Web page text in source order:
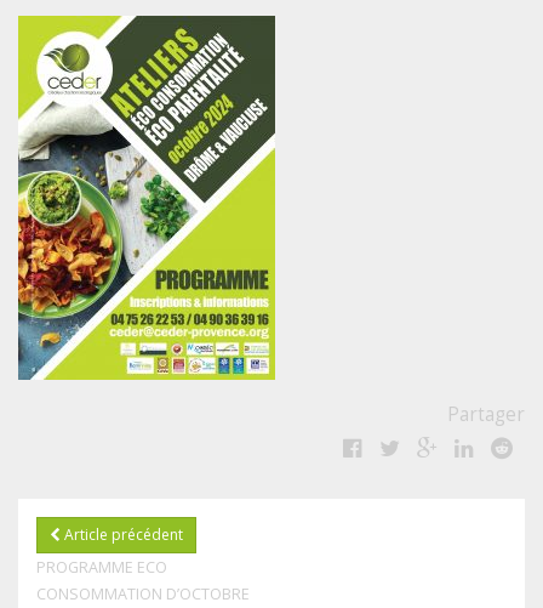
Partager
Article précédent
PROGRAMME ECO
CONSOMMATION D’OCTOBRE